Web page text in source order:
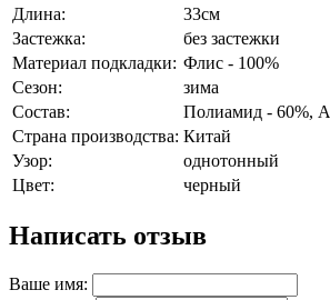
Длина:
33см
Застежка:
без застежки
Материал подкладки: Флис - 100%
Сезон:
зима
Состав:
Полиамид - 60%,
Страна производства: Китай
Узор:
однотонный
Цвет:
черный
Написать отзыв
Ваше имя: